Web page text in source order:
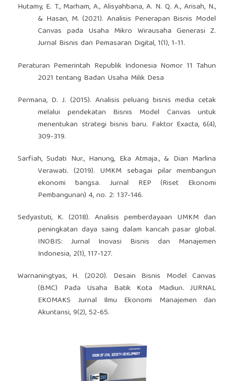
Hutamy, E. T., Marham, A., Alisyahbana, A. N. Q. A., Arisah, N.,
& Hasan, M. (2021). Analisis Penerapan Bisnis Model
Canvas pada Usaha Mikro Wirausaha Generasi Z.
Jurnal Bisnis dan Pemasaran Digital, 1(1), 1-11.
Peraturan Pemerintah Republik Indonesia Nomor 11 Tahun
2021 tentang Badan Usaha Milik Desa
Permana, D. J. (2015). Analisis peluang bisnis media cetak
melalui pendekatan Bisnis Model Canvas untuk
menentukan strategi bisnis baru. Faktor Exacta, 6(4),
309-319.
Sarfiah, Sudati Nur., Hanung, Eka Atmaja., & Dian Marlina
Verawati. (2019). UMKM sebagai pilar membangun
ekonomi bangsa. Jurnal REP (Riset Ekonomi
Pembangunan) 4, no. 2: 137-146.
Sedyastuti, K. (2018). Analisis pemberdayaan UMKM dan
peningkatan daya saing dalam kancah pasar global.
INOBIS: Jurnal Inovasi Bisnis dan Manajemen
Indonesia, 2(1), 117-127.
Warnaningtyas, H. (2020). Desain Bisnis Model Canvas
(BMC) Pada Usaha Batik Kota Madiun. JURNAL
EKOMAKS Jurnal Ilmu Ekonomi Manajemen dan
Akuntansi, 9(2), 52-65.